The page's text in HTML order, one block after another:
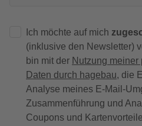
Ich möchte auf mich
(inklusive den Newsletter)
bin mit der Nutzung
Daten durch hagebau, die
Analyse meines E-Mail-
Zusammenführung und
Coupons und